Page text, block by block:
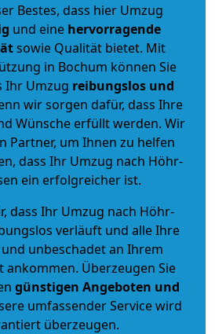
Bestes, dass hier Umzug
und eine hervorragende
sowie Qualität bietet. Mit
in Bochum können Sie
Ihr Umzug reibungslos und
wir sorgen dafür, dass Ihre
Wünsche erfüllt werden. Wir
Partner, um Ihnen zu helfen
dass Ihr Umzug nach Höhr-
ein erfolgreicher ist.
dass Ihr Umzug nach Höhr-
verläuft und alle Ihre
unbeschadet an Ihrem
Überzeugen Sie
günstigen Angeboten und
umfassender Service wird
überzeugen.